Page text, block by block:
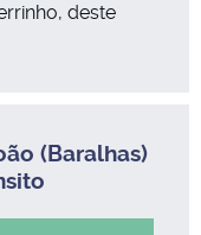
deste
(Baralhas)